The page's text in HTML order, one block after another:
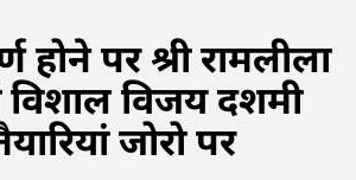
होने पर श्री रामलीला
विशाल विजय दशमी
जोरो पर